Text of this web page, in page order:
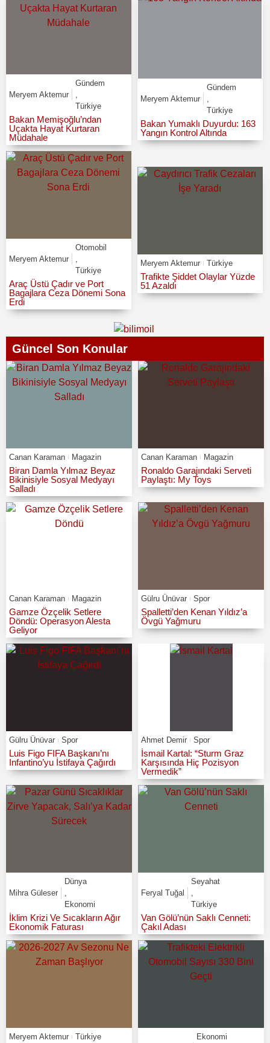
Meryem Aktemur
Gündem
Türkiye
Bakan Memişoğlu’ndan
Uçakta Hayat Kurtaran
Müdahale
Meryem Aktemur
Gündem
,
Türkiye
Bakan Yumaklı Duyurdu: 163
Yangın Kontrol Altında
Meryem Aktemur
Otomobil
Türkiye
Araç Üstü Çadır ve Port
Bagajlara Ceza Dönemi Sona
Erdi
Meryem Aktemur Türkiye
Trafikte Şiddet Olaylar Yüzde
51 Azaldı
Güncel Son Konular
Canan Karaman Magazin
Biran Damla Yılmaz Beyaz
Bikinisiyle Sosyal Medyayı
Salladı
Canan Karaman Magazin
Ronaldo Garajındaki Serveti
Paylaştı: My Toys
Canan Karaman Magazin
Gamze Özçelik Setlere
Döndü: Operasyon Alesta
Geliyor
Gülru Ünüvar Spor
Spalletti’den Kenan Yıldız’a
Övgü Yağmuru
Gülru Ünüvar Spor
Luis Figo FIFA Başkanı’nı
Infantino’yu İstifaya Çağırdı
Ahmet Demir Spor
İsmail Kartal: “Sturm Graz
Karşısında Hiç Pozisyon
Vermedik”
Mihra Güleser
Dünya
,
Ekonomi
İklim Krizi Ve Sıcakların Ağır
Ekonomik Faturası
Feryal Tuğal
Seyahat
,
Türkiye
Van Gölü’nün Saklı Cenneti:
Çakıl Adası
Meryem Aktemur Türkiye
Ekonomi